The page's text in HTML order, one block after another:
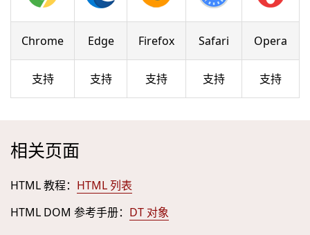
Chrome Edge Firefox Safari Opera
支持 支持 支持 支持 支持
相关页面
HTML 教程： HTML 列表
HTML DOM 参考手册： DT 对象